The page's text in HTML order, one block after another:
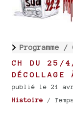
Programme /
CH DU 25/4/
DÉCOLLAGE
publié le 21
Histoire /